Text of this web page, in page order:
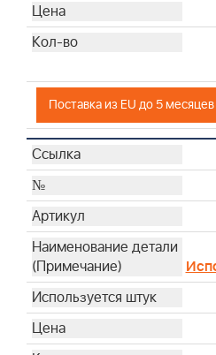
Поставка из EU до 5